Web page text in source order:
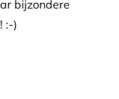
bijzondere
:-)